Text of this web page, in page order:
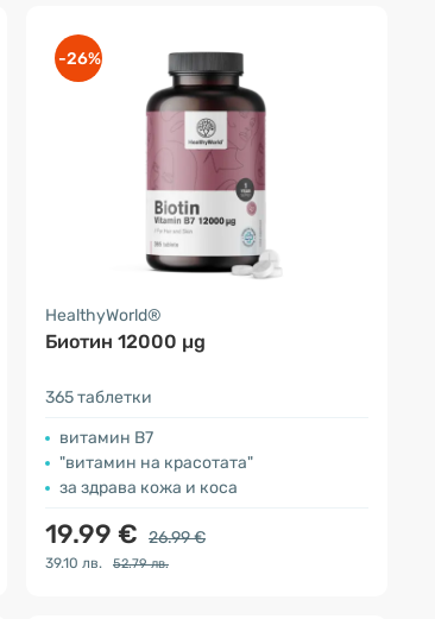
-26%
HealthyWorld®
Биотин 12000 µg
365 таблетки
витамин B7
"витамин на красотата"
за здрава кожа и коса
19.99 € 26.99 €
39.10 лв. 52.79 лв.